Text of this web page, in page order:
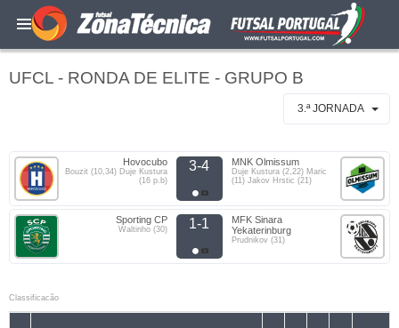
UFCL - RONDA DE ELITE - GRUPO B
3.ª JORNADA
Hovocubo
Bouzit (10,34) Duje Kustura
(16 p.b)
3-4 MNK Olmissum
Duje Kustura (2,22) Maric
(11) Jakov Hrstic (21)
Sporting CP
Waltinho (30) 1-1
MFK Sinara
Yekaterinburg
Prudnikov (31)
Classificacão